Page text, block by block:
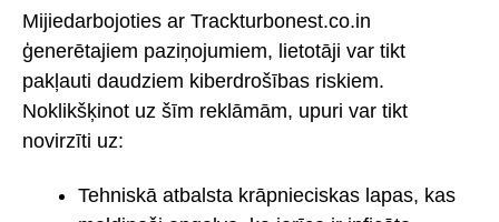
Mijiedarbojoties ar Trackturbonest.co.in
ģenerētajiem paziņojumiem, lietotāji var tikt
pakļauti daudziem kiberdrošības riskiem.
Noklikšķinot uz šīm reklāmām, upuri var tikt
novirzīti uz:
Tehniskā atbalsta krāpnieciskas lapas, kas